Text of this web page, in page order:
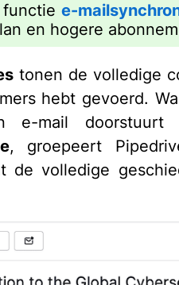
functiee-
en hogere
tonen de volledige
hebt gevoerd.
e-mail
, groepeert
de volledige